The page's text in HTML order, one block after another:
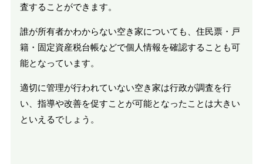
査することができます。
誰が所有者かわからない空き家についても、住民票・戸
籍・固定資産税台帳などで個人情報を確認することも可
能となっています。
適切に管理が行われていない空き家は行政が調査を行
い、指導や改善を促すことが可能となったことは大きい
といえるでしょう。